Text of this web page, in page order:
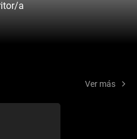
a
Ver más